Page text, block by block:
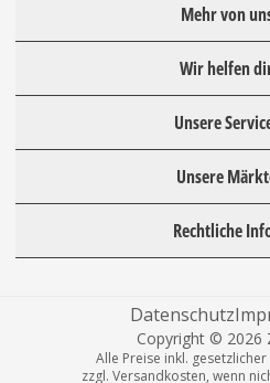
Mehr von
Wir helfen
Unsere
Unsere
Rechtliche
Datenschutz
Copyright © 2026
Alle Preise inkl.
zzgl. Versandkosten, wenn